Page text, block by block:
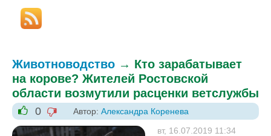
Животноводство → Кто зарабатывает
на корове? Жителей Ростовской
области возмутили расценки ветслужбы
+1
0
-1
Автор: Александра Коренева
вт, 16.07.2019 11:34